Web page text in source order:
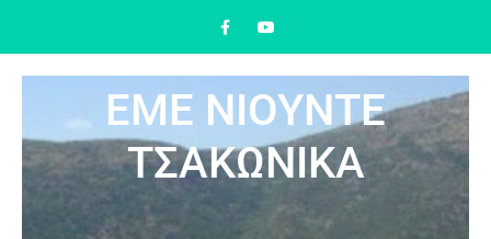
ΕΜΕ ΝΙΟΥΝΤΕ
ΤΣΑΚΩΝΙΚΑ